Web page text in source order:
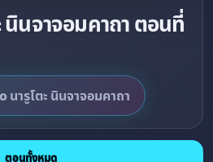
นินจาจอมคาถา ตอนที่
ารูโตะ นินจาจอมคาถา
ตอนทั้งหมด